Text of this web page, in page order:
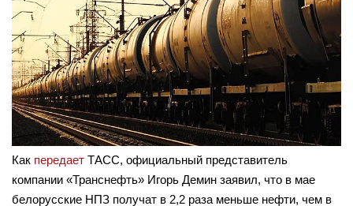
Как передает ТАСС, официальный представитель
компании «Транснефть» Игорь Демин заявил, что в мае
белорусские НПЗ получат в 2,2 раза меньше нефти, чем в